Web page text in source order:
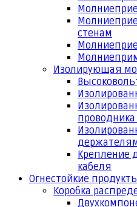
стенам
Изолирующая
Крепление
кабеля
Огнестойкие продукты
Коробка